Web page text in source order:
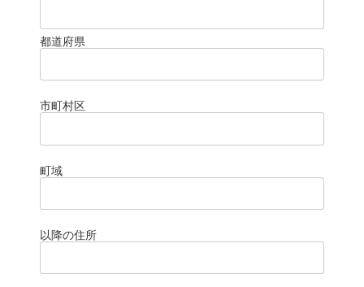
都道府県
市町村区
町域
以降の住所